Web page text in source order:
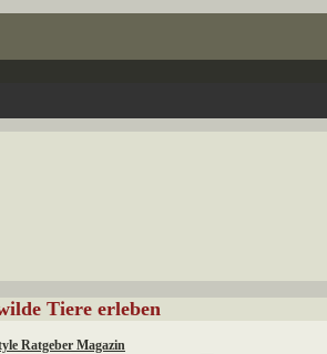
Tiere erleben
Ratgeber Magazin